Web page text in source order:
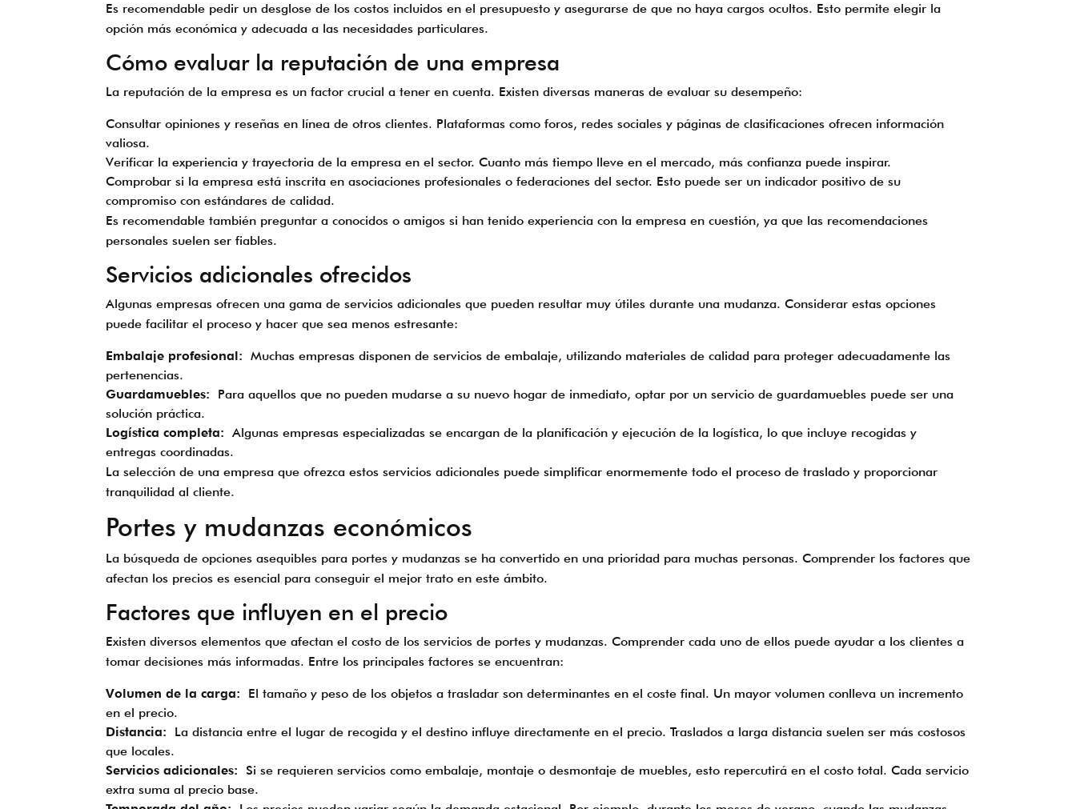
Es recomendable pedir un desglose de los costos incluidos en el presupuesto y asegurarse de que no haya cargos ocultos. Esto permite elegir la
opción más económica y adecuada a las necesidades particulares.
Cómo evaluar la reputación de una empresa
La reputación de la empresa es un factor crucial a tener en cuenta. Existen diversas maneras de evaluar su desempeño:
Consultar opiniones y reseñas en línea de otros clientes. Plataformas como foros, redes sociales y páginas de clasificaciones ofrecen información
valiosa.
Verificar la experiencia y trayectoria de la empresa en el sector. Cuanto más tiempo lleve en el mercado, más confianza puede inspirar.
Comprobar si la empresa está inscrita en asociaciones profesionales o federaciones del sector. Esto puede ser un indicador positivo de su
compromiso con estándares de calidad.
Es recomendable también preguntar a conocidos o amigos si han tenido experiencia con la empresa en cuestión, ya que las recomendaciones
personales suelen ser fiables.
Servicios adicionales ofrecidos
Algunas empresas ofrecen una gama de servicios adicionales que pueden resultar muy útiles durante una mudanza. Considerar estas opciones
puede facilitar el proceso y hacer que sea menos estresante:
Embalaje profesional: Muchas empresas disponen de servicios de embalaje, utilizando materiales de calidad para proteger adecuadamente las
pertenencias.
Guardamuebles: Para aquellos que no pueden mudarse a su nuevo hogar de inmediato, optar por un servicio de guardamuebles puede ser una
solución práctica.
Logística completa: Algunas empresas especializadas se encargan de la planificación y ejecución de la logística, lo que incluye recogidas y
entregas coordinadas.
La selección de una empresa que ofrezca estos servicios adicionales puede simplificar enormemente todo el proceso de traslado y proporcionar
tranquilidad al cliente.
Portes y mudanzas económicos
La búsqueda de opciones asequibles para portes y mudanzas se ha convertido en una prioridad para muchas personas. Comprender los factores que
afectan los precios es esencial para conseguir el mejor trato en este ámbito.
Factores que influyen en el precio
Existen diversos elementos que afectan el costo de los servicios de portes y mudanzas. Comprender cada uno de ellos puede ayudar a los clientes a
tomar decisiones más informadas. Entre los principales factores se encuentran:
Volumen de la carga: El tamaño y peso de los objetos a trasladar son determinantes en el coste final. Un mayor volumen conlleva un incremento
en el precio.
Distancia: La distancia entre el lugar de recogida y el destino influye directamente en el precio. Traslados a larga distancia suelen ser más costosos
que locales.
Servicios adicionales: Si se requieren servicios como embalaje, montaje o desmontaje de muebles, esto repercutirá en el costo total. Cada servicio
extra suma al precio base.